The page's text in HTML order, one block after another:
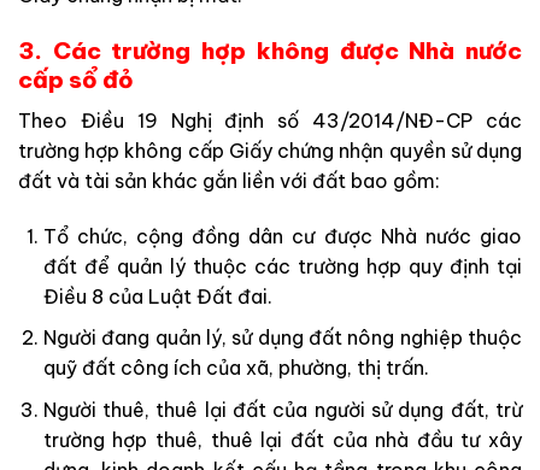
3. Các trường hợp không được Nhà nước
cấp sổ đỏ
Theo Điều 19 Nghị định số 43/2014/NĐ-CP các
trường hợp không cấp Giấy chứng nhận quyền sử dụng
đất và tài sản khác gắn liền với đất bao gồm:
Tổ chức, cộng đồng dân cư được Nhà nước giao
đất để quản lý thuộc các trường hợp quy định tại
Điều 8 của Luật Đất đai.
Người đang quản lý, sử dụng đất nông nghiệp thuộc
quỹ đất công ích của xã, phường, thị trấn.
Người thuê, thuê lại đất của người sử dụng đất, trừ
trường hợp thuê, thuê lại đất của nhà đầu tư xây